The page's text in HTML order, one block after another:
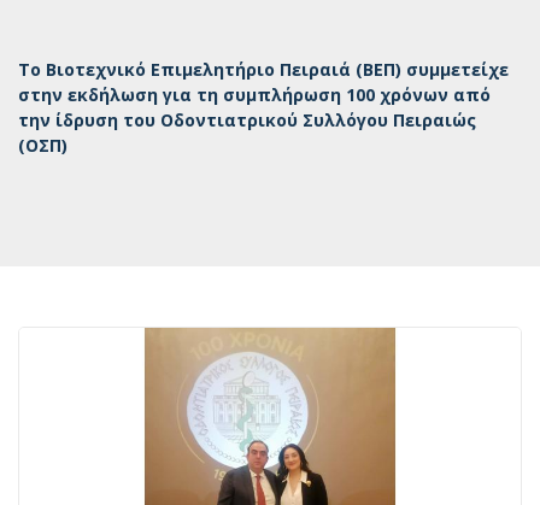
Το Βιοτεχνικό Επιμελητήριο Πειραιά (ΒΕΠ) συμμετείχε
στην εκδήλωση για τη συμπλήρωση 100 χρόνων από
την ίδρυση του Οδοντιατρικού Συλλόγου Πειραιώς
(ΟΣΠ)